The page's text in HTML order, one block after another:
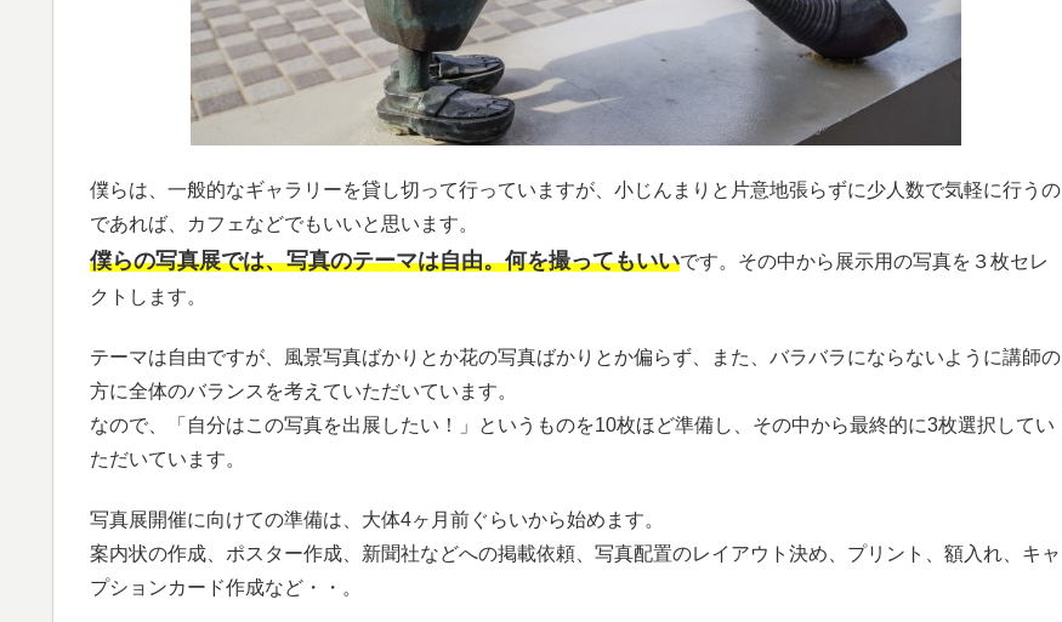
僕らは、一般的なギャラリーを貸し切って行っていますが、小じんまりと片意地張らずに少人数で気軽に行うの
であれば、カフェなどでもいいと思います。
僕らの写真展では、写真のテーマは自由。何を撮ってもいいです。その中から展示用の写真を３枚セレ
クトします。
テーマは自由ですが、風景写真ばかりとか花の写真ばかりとか偏らず、また、バラバラにならないように講師の
方に全体のバランスを考えていただいています。
なので、「自分はこの写真を出展したい！」というものを10枚ほど準備し、その中から最終的に3枚選択してい
ただいています。
写真展開催に向けての準備は、大体4ヶ月前ぐらいから始めます。
案内状の作成、ポスター作成、新聞社などへの掲載依頼、写真配置のレイアウト決め、プリント、額入れ、キャ
プションカード作成など・・。